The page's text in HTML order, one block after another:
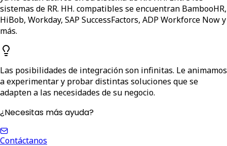
sistemas de RR. HH. compatibles se encuentran BambooHR,
HiBob, Workday, SAP SuccessFactors, ADP Workforce Now y
más.
Las posibilidades de integración son infinitas. Le animamos
a experimentar y probar distintas soluciones que se
adapten a las necesidades de su negocio.
¿Necesitas más ayuda?
Contáctanos